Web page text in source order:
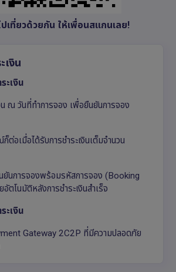
เที่ยวด้วยกัน ให้เพื่อนสแกนเลย!
เงิน
ะเงิน
น ณ วันที่ทำการจอง เพื่อยืนยันการจอง
ต่อเมื่อได้รับการชำระเงินเต็มจำนวน
ยันการจองพร้อมรหัสการจอง (Booking
ตโนมัติหลังการชำระเงินสำเร็จ
ะเงิน
Gateway 2C2P ที่มีความปลอดภัย